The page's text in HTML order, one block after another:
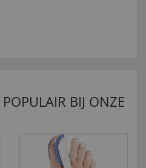
BIJ ONZE